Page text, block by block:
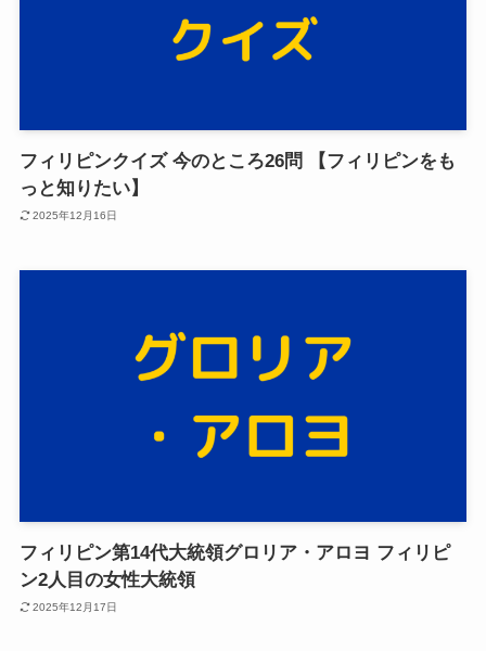
フィリピンクイズ 今のところ26問 【フィリピンをも
っと知りたい】
2025年12月16日
フィリピン第14代大統領グロリア・アロヨ フィリピ
ン2人目の女性大統領
2025年12月17日